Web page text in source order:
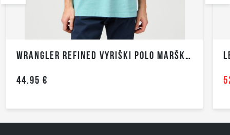
WRANGLER REFINED VYRIŠKI POLO MARŠKINĖLIAI TRUMPOMIS RANKOVĖMIS